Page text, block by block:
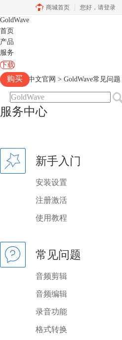
商城首页 您好， 请登录
GoldWave
首页
产品
服务
下载
购买
Goldwave中文官网 > GoldWave常见问题
服务中心
新手入门
安装设置
注册激活
使用教程
常见问题
音频剪辑
音频编辑
录音功能
格式转换